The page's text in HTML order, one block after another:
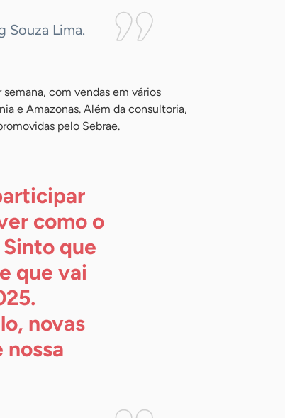
Souza Lima.
com vendas em vários
e Amazonas. Além da consultoria,
pelo Sebrae.
como o
que
que vai
novas
nossa